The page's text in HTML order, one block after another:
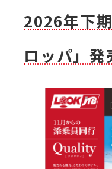
2026年下
ロッパ」発